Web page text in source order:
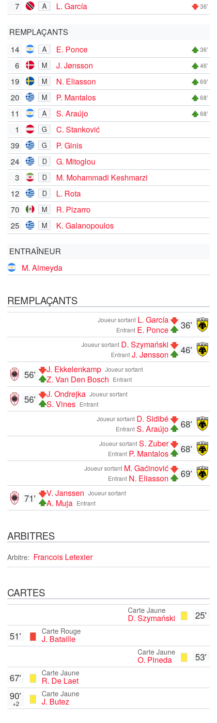
7 A L. García 36'
REMPLAÇANTS
14
A E. Ponce 36'
6 M J. Jønsson 46'
19 M N. Eliasson 69'
20 M P. Mantalos 68'
11 A S. Araújo 68'
1 G
C. Stanković
39
G
P. Ginis
24
D
G. Mitoglou
3
D
M. Mohammadi Keshmarzi
12
D
L. Rota
70
M
R. Pizarro
25
M K. Galanopoulos
ENTRAÎNEUR
M. Almeyda
REMPLAÇANTS
36'
Joueur sortant L. García
Entrant E. Ponce
46'
Joueur sortant D. Szymański
Entrant J. Jønsson
Joueur sortant
J. Ekkelenkamp
Entrant
Z. Van Den Bosch
56'
Joueur sortant
J. Ondrejka
Entrant
S. Vines
56'
68'
Joueur sortant D. Sidibé
Entrant S. Araújo
68'
Joueur sortant S. Zuber
Entrant P. Mantalos
69'
Joueur sortant M. Gaćinović
Entrant N. Eliasson
Joueur sortant
V. Janssen
Entrant
A. Muja
71'
ARBITRES
Arbitre: Francois Letexier
CARTES
25'
Carte Jaune
D. Szymański
Carte Rouge
J. Bataille
51'
53'
Carte Jaune
O. Pineda
Carte Jaune
R. De Laet
67'
Carte Jaune
J. Butez
90'
+2